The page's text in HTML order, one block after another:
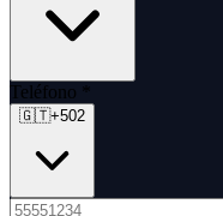
Teléfono *
🇬🇹+502